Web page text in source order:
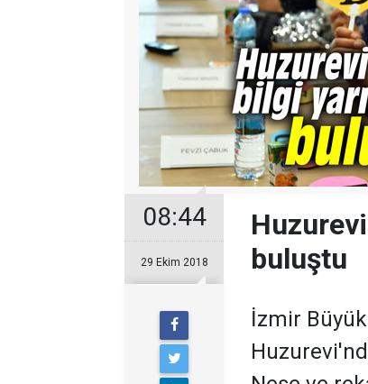
08:44
29 Ekim 2018
buluştu
İzmir